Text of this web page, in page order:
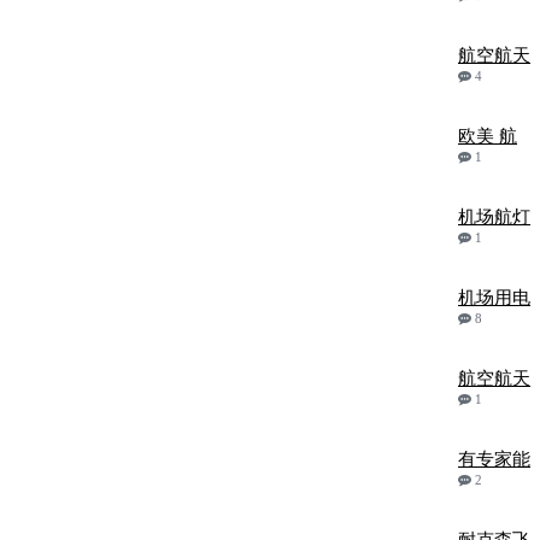
航空航天
4
欧美 航
1
机场航灯
1
机场用电
8
航空航天
1
有专家能
2